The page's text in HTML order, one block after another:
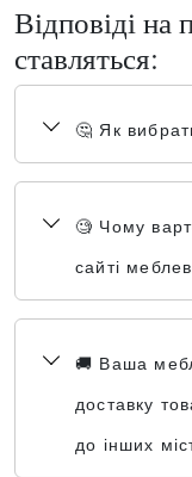
Відповіді на
ставляться:
🤔 Як
🧐 Чому
сайті
🚚 Ваша
доставку
до інших